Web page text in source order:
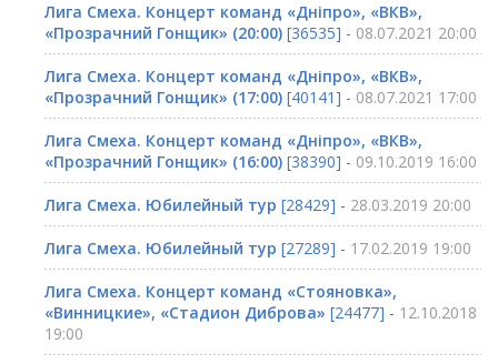
Лига Смеха. Концерт команд «Дніпро», «ВКВ»,
«Прозрачний Гонщик» (20:00) [36535] - 08.07.2021 20:00
Лига Смеха. Концерт команд «Дніпро», «ВКВ»,
«Прозрачний Гонщик» (17:00) [40141] - 08.07.2021 17:00
Лига Смеха. Концерт команд «Дніпро», «ВКВ»,
«Прозрачний Гонщик» (16:00) [38390] - 09.10.2019 16:00
Лига Смеха. Юбилейный тур [28429] - 28.03.2019 20:00
Лига Смеха. Юбилейный тур [27289] - 17.02.2019 19:00
Лига Смеха. Концерт команд «Стояновка»,
«Винницкие», «Стадион Диброва» [24477] - 12.10.2018
19:00